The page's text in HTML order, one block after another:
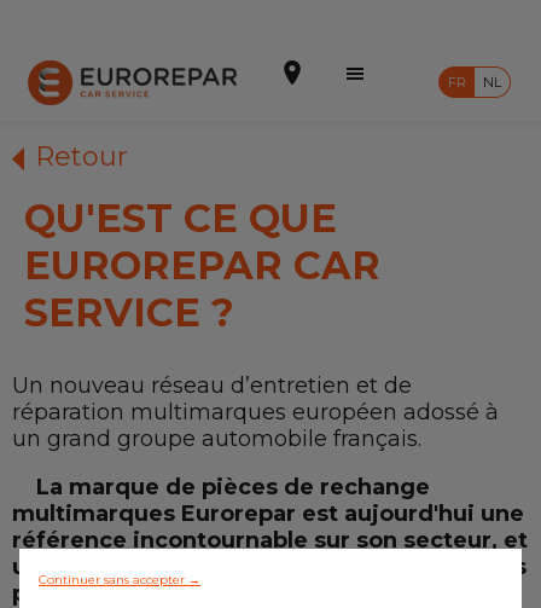
Prendre un rendez-vous
Devis en ligne
Intégrer le réseau
Nos Promotions
Nos prestations
Notre gamme de pièces
FR NL
Retour
QU'EST CE QUE
EUROREPAR CAR
SERVICE ?
Un nouveau réseau d’entretien et de
réparation multimarques européen adossé à
un grand groupe automobile français.
La marque de pièces de rechange
multimarques Eurorepar est aujourd'hui une
référence incontournable sur son secteur, et
une marque reconnue par les professionnels
pour sa fiabilité et sa compétitivité.
Continuer sans accepter →